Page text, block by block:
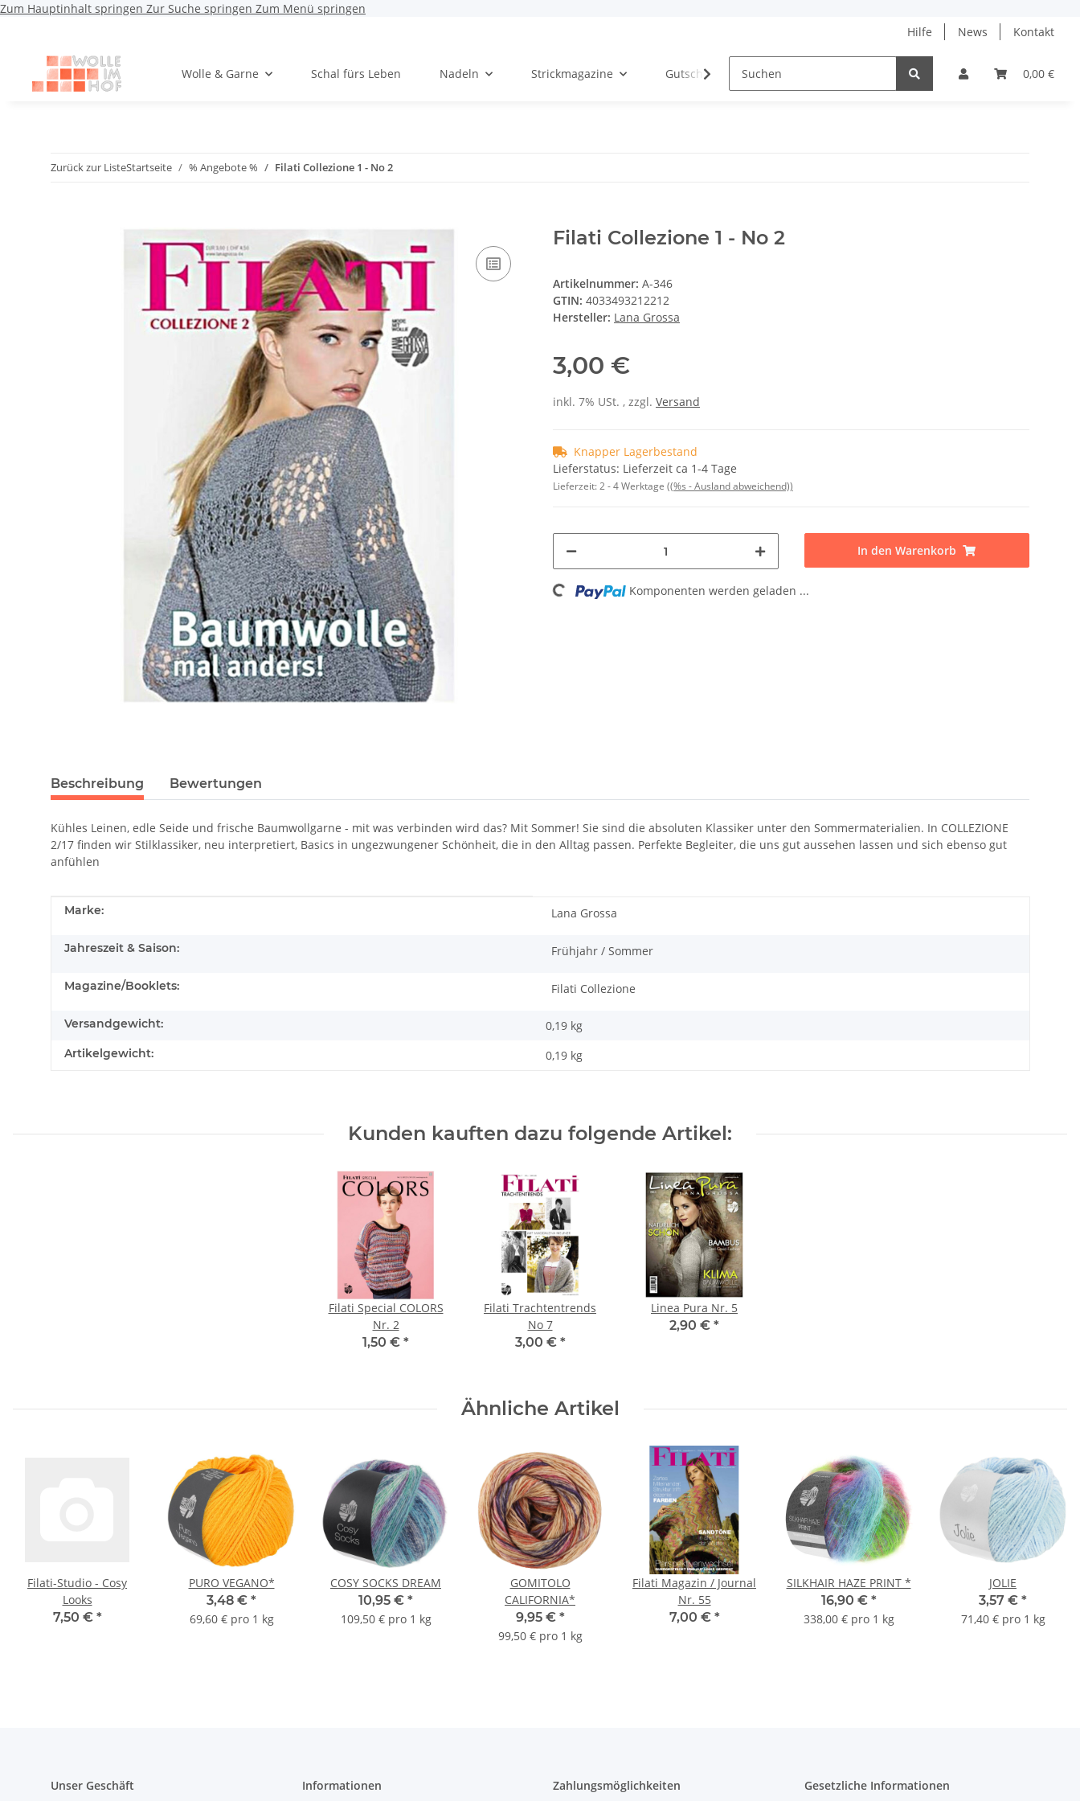
Zum Hauptinhalt springen Zur Suche springen Zum Menü springen
Hilfe
News Kontakt
0,00 €
Wolle & Garne Schal fürs Leben Nadeln Strickmagazine Gutscheine % Angebote % Tanja Steinbach
Zurück zur ListeStartseite % Angebote % Filati Collezione 1 - No 2
Filati Collezione 1 - No 2
Artikelnummer: A-346
GTIN: 4033493212212
Hersteller: Lana Grossa
3,00 €
inkl. 7% USt. , zzgl. Versand
Knapper Lagerbestand
Lieferstatus: Lieferzeit ca 1-4 Tage
Lieferzeit:2 - 4 Werktage ((%s - Ausland abweichend))
In den Warenkorb
Loading... Komponenten werden geladen ...
Beschreibung Bewertungen
Kühles Leinen, edle Seide und frische Baumwollgarne - mit was verbinden wird das? Mit Sommer! Sie sind die absoluten Klassiker unter den Sommermaterialien. In COLLEZIONE
2/17 finden wir Stilklassiker, neu interpretiert, Basics in ungezwungener Schönheit, die in den Alltag passen. Perfekte Begleiter, die uns gut aussehen lassen und sich ebenso gut
anfühlen
Produkteigenschaft
Wert
Marke: Lana Grossa
Jahreszeit & Saison: Frühjahr / Sommer
Magazine/Booklets: Filati Collezione
Versandgewicht: 0,19 kg
Artikelgewicht: 0,19 kg
Kunden kauften dazu folgende Artikel:
Filati Special COLORS
Nr. 2
1,50 € *
Filati Trachtentrends
No 7
3,00 € *
Linea Pura Nr. 5
2,90 € *
Ähnliche Artikel
Filati-Studio - Cosy
Looks
7,50 € *
PURO VEGANO*
3,48 € *
69,60 € pro 1 kg
COSY SOCKS DREAM
10,95 € *
109,50 € pro 1 kg
GOMITOLO
CALIFORNIA*
9,95 € *
99,50 € pro 1 kg
Filati Magazin / Journal
Nr. 55
7,00 € *
SILKHAIR HAZE PRINT *
16,90 € *
338,00 € pro 1 kg
JOLIE
3,57 € *
71,40 € pro 1 kg
Unser Geschäft Informationen Zahlungsmöglichkeiten Gesetzliche Informationen